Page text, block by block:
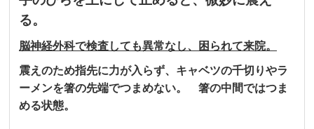
る。
脳神経外科で検査しても異常なし、困られて来院。
震えのため指先に力が入らず、キャベツの千切りやラ
ーメンを箸の先端でつまめない。 箸の中間ではつま
める状態。